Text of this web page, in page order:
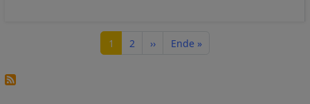
Seite
1 Seite
2 Nächste Seite
›› Letzte Seite
Ende »